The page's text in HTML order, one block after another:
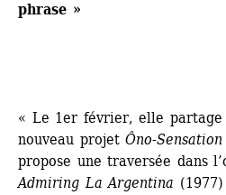
phrase »
« Le 1er février, elle partage
nouveau projet Ôno-Sensation
propose une traversée dans
Admiring La Argentina